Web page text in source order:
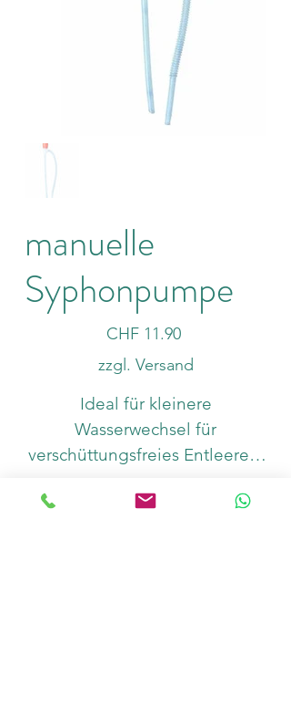
manuelle
Syphonpumpe
Preis
CHF 11.90
zzgl. Versand
Ideal für kleinere
Wasserwechsel für
verschüttungsfreies Entleeren,
Anzahl